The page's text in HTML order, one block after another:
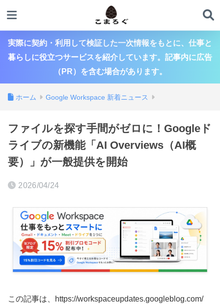
実際に契約・利用して検証した一次情報をもとに、仕事と
暮らしに役立つサービスを紹介しています。記事内に広告
（PR）を含む場合があります。
ホーム Google Workspace 新着ニュース
ファイルを探す手間がゼロに！Googleド
ライブの新機能「AI Overviews（AI概
要）」が一般提供を開始
2026/04/24
この記事は、https://workspaceupdates.googleblog.com/